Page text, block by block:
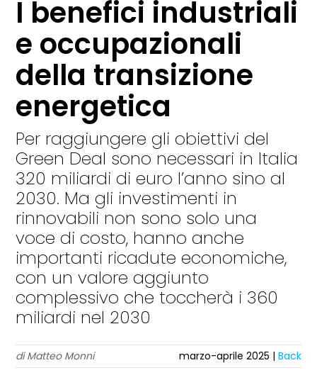
I benefici industriali
e occupazionali
della transizione
energetica
Per raggiungere gli obiettivi del
Green Deal sono necessari in Italia
320 miliardi di euro l’anno sino al
2030. Ma gli investimenti in
rinnovabili non sono solo una
voce di costo, hanno anche
importanti ricadute economiche,
con un valore aggiunto
complessivo che toccherà i 360
miliardi nel 2030
di Matteo Monni marzo-aprile 2025 | Back